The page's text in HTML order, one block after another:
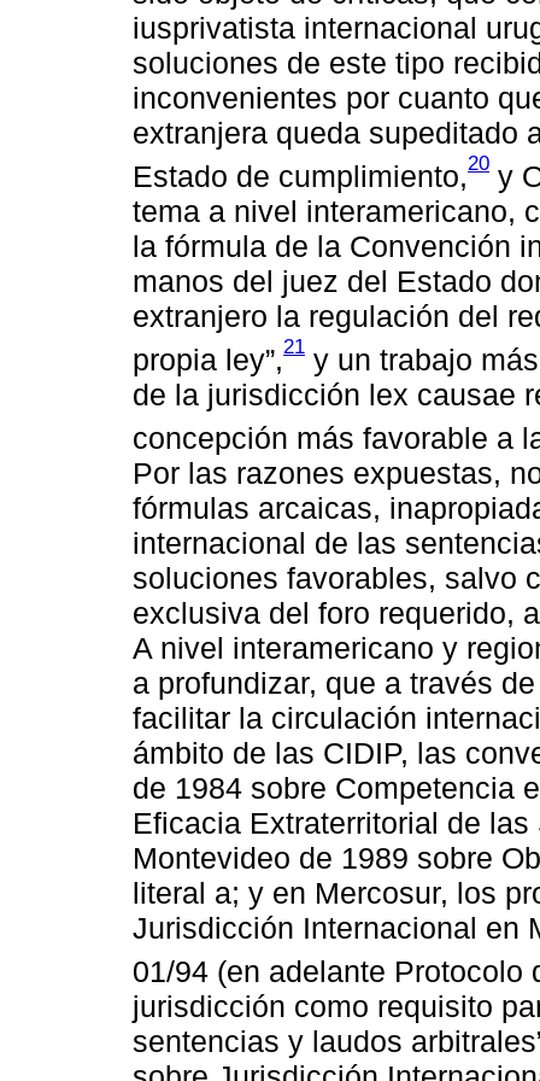
iusprivatista internacional
soluciones de este tipo
inconvenientes por cuanto
extranjera queda supeditado
Estado de cumplimiento,20 y
tema a nivel interamericano,
la fórmula de la Convención
manos del juez del Estado
extranjero la regulación del
propia ley”,21 y un trabajo
de la jurisdicción lex causae
concepción más favorable a
Por las razones expuestas,
fórmulas arcaicas,
internacional de las
soluciones favorables, salvo
exclusiva del foro requerido,
A nivel interamericano y
a profundizar, que a través
facilitar la circulación
ámbito de las CIDIP, las
de 1984 sobre Competencia
Eficacia Extraterritorial de
Montevideo de 1989 sobre
literal a; y en Mercosur, los
Jurisdicción Internacional en
01/94 (en adelante Protocolo
jurisdicción como requisito
sentencias y laudos